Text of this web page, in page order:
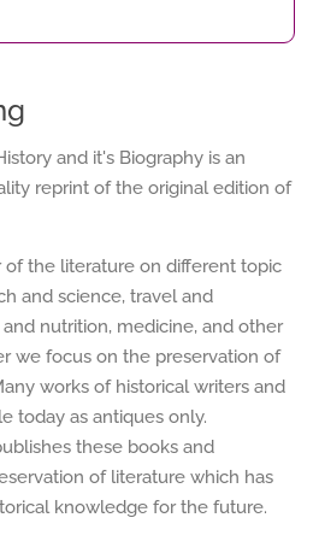
and it's Biography is an
reprint of the original edition of
of the literature on different topic
and science, travel and
nutrition, medicine, and other
we focus on the preservation of
works of historical writers and
today as antiques only.
these books and
of literature which has
knowledge for the future.